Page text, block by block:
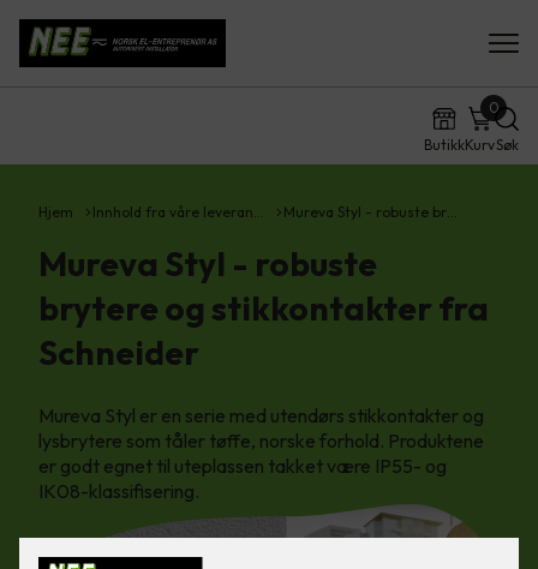
ButikkKurv
0
Søk
Hjem Innhold fra våre leveran… Mureva Styl - robuste br…
Mureva Styl - robuste
brytere og stikkontakter fra
Schneider
Mureva Styl er en serie med utendørs stikkontakter og
lysbrytere som tåler tøffe, norske forhold. Produktene
er godt egnet til uteplassen takket være IP55- og
IK08-klassifisering.